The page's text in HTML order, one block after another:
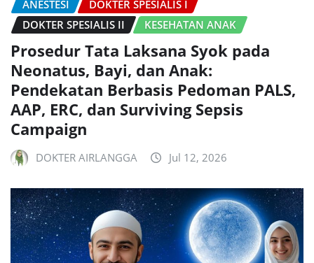
ANESTESI
DOKTER SPESIALIS I
DOKTER SPESIALIS II
KESEHATAN ANAK
Prosedur Tata Laksana Syok pada
Neonatus, Bayi, dan Anak:
Pendekatan Berbasis Pedoman PALS,
AAP, ERC, dan Surviving Sepsis
Campaign
DOKTER AIRLANGGA Jul 12, 2026